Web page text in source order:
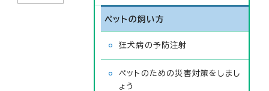
ペットの飼い方
狂犬病の予防注射
ペットのための災害対策をしまし
ょう